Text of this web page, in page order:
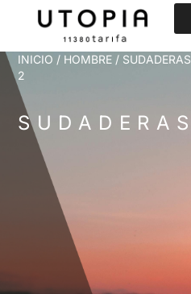
INICIO / HOMBRE / SUDADERAS
2
SUDADERAS